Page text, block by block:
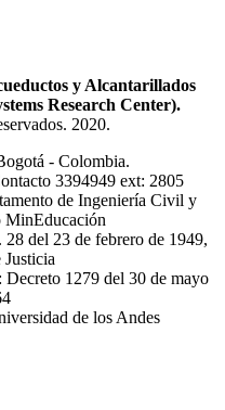
y Alcantarillados
Research Center).
2020.
- Colombia.
3394949 ext: 2805
de Ingeniería Civil y
del 23 de febrero de 1949,
1279 del 30 de mayo
de los Andes